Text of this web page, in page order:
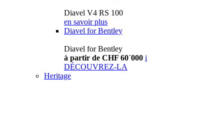
Diavel V4 RS 100
en savoir plus
Diavel for Bentley
Diavel for Bentley
à partir de CHF 60´000 i
DÉCOUVREZ-LA
Heritage